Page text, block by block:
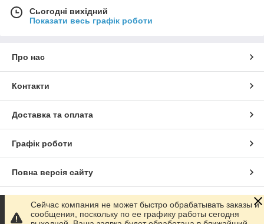
Сьогодні вихідний
Показати весь графік роботи
Про нас
Контакти
Доставка та оплата
Графік роботи
Повна версія сайту
Сайт створено на маркетплейсі Prom.ua
Сейчас компания не может быстро обрабатывать заказы и
сообщения, поскольку по ее графику работы сегодня